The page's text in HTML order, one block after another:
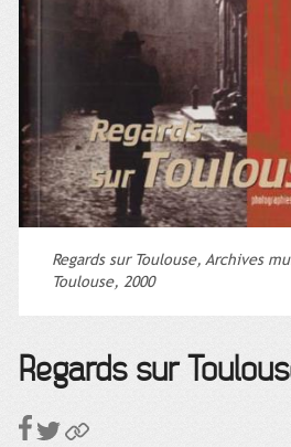
Regards sur Toulouse, Archives
Toulouse, 2000
Regards sur